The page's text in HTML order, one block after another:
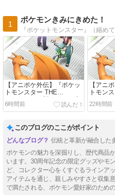
1
ポケモンきみにきめた！
【アニポケ外伝】『ポケッ
トモンスター THE
ORIGIN』の感想をアップ
デート
6時間前
【アニ
トモン
ORIGIN
22時間前
このブログのここがポイント
伝統と革新が融合した
ポケモンの魅力を深掘りし、歴代商品
います。30周年記念の限定グッズやモ
ど、コレクター心をくすぐるラインア
アイテムを通じ、親しみやすさと収集
で満たされる、ポケモン愛好家のため